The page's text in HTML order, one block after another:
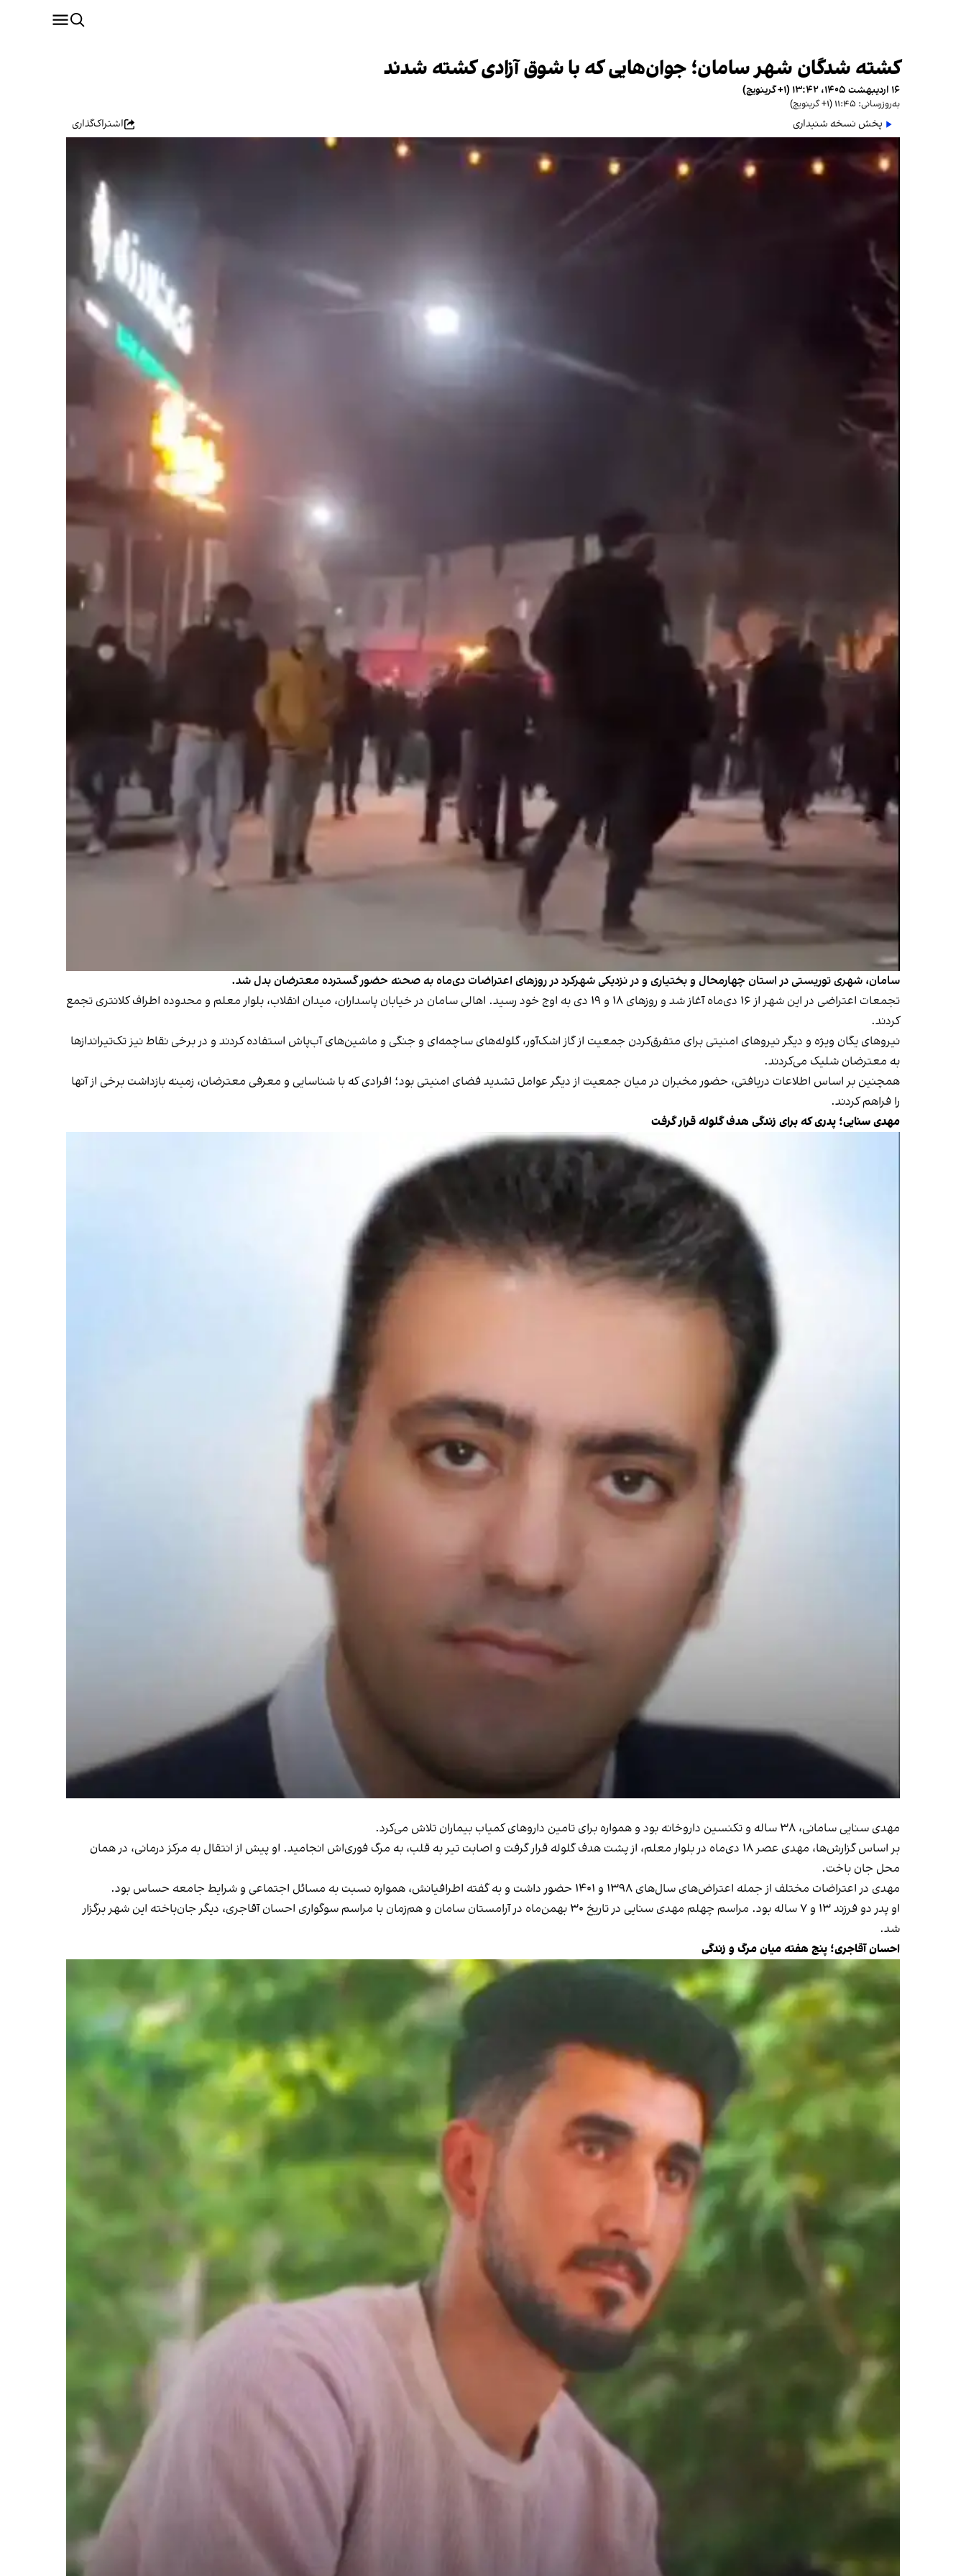
کشته شدگان شهر سامان؛ جوان‌هایی که با شوق آزادی کشته شدند
۱۶ اردیبهشت ۱۴۰۵، ۱۳:۴۲ (‎+۱ گرینویچ)
به‌روزرسانی: ۱۱:۴۵ (‎+۱ گرینویچ)
پخش نسخه شنیداری اشتراک‌گذاری
سامان، شهری توریستی در استان چهارمحال و بختیاری و در نزدیکی شهر‌کرد در روزهای اعتراضات دی‌ماه به صحنه حضور گسترده معترضان بدل شد.
تجمعات اعتراضی در این شهر از ۱۶ دی‌ماه آغاز شد و روزهای ۱۸ و ۱۹ دی‌ به اوج خود رسید. اهالی سامان در خیابان پاسداران، میدان انقلاب، بلوار معلم و محدوده اطراف کلانتری تجمع
کردند.
نیروهای یگان ویژه و دیگر نیروهای امنیتی برای متفرق‌کردن جمعیت از گاز اشک‌آور، گلوله‌های ساچمه‌ای و جنگی و ماشین‌های آب‌پاش استفاده کردند و در برخی نقاط نیز تک‌تیراندازها
به معترضان شلیک می‌کردند.
همچنین بر اساس اطلاعات دریافتی، حضور مخبران در میان جمعیت از دیگر عوامل تشدید فضای امنیتی بود؛ افرادی که با شناسایی و معرفی معترضان، زمینه بازداشت برخی از آنها
را فراهم کردند.
مهدی سنایی؛ پدری که برای زندگی هدف گلوله قرار گرفت
مهدی سنایی سامانی، ۳۸ ساله و تکنسین داروخانه بود و همواره برای تامین داروهای کمیاب بیماران تلاش می‌کرد.
بر اساس گزارش‌ها، مهدی عصر ۱۸ دی‌ماه در بلوار معلم، از پشت هدف گلوله قرار گرفت و اصابت تیر به قلب، به مرگ فوری‌اش انجامید. او پیش از انتقال به مرکز درمانی، در همان
محل جان باخت.
مهدی در اعتراضات مختلف از جمله اعتراض‌های سال‌های ۱۳۹۸ و ۱۴۰۱ حضور داشت و به گفته اطرافیانش، همواره نسبت به مسائل اجتماعی و شرایط جامعه حساس بود.
او پدر دو فرزند ۱۳ و ۷ ساله بود. مراسم چهلم مهدی سنایی در تاریخ ۳۰ بهمن‌ماه در آرامستان سامان و هم‌زمان با مراسم سوگواری احسان آقاجری، دیگر جان‌باخته این شهر برگزار
شد.
احسان آقاجری؛ پنج هفته میان مرگ و زندگی